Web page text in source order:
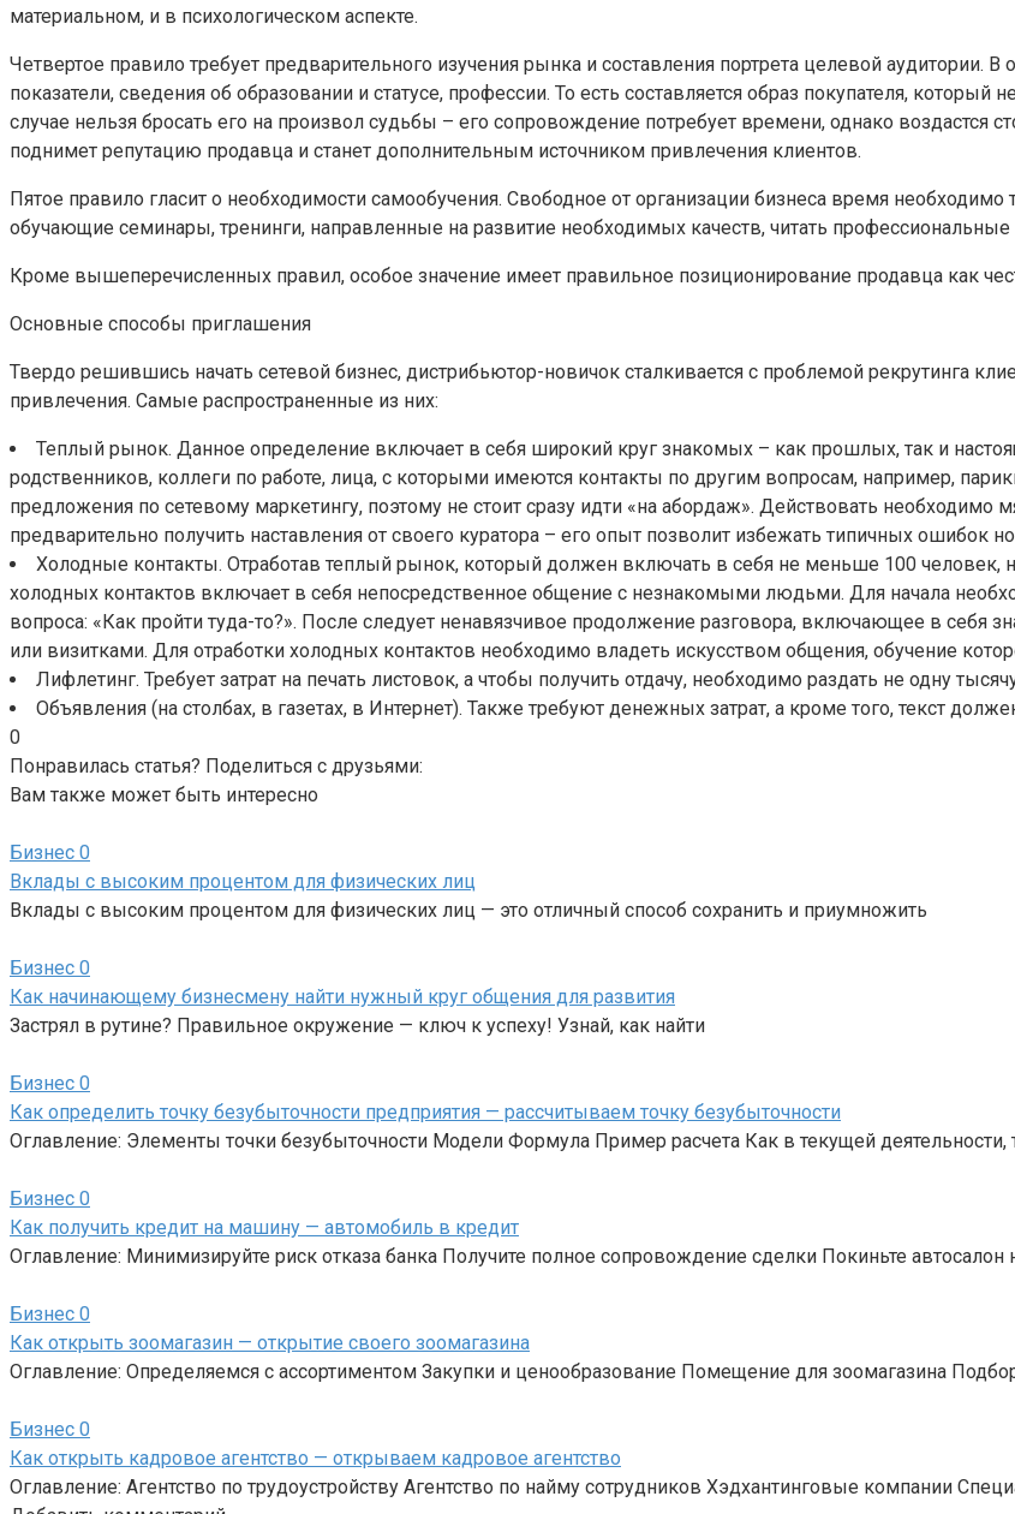
материальном, и в психологическом аспекте.
Четвертое правило требует предварительного изучения рынка и составления портрета целевой аудитории.
показатели, сведения об образовании и статусе, профессии. То есть составляется образ покупателя,
случае нельзя бросать его на произвол судьбы – его сопровождение потребует времени, однако воздастся
поднимет репутацию продавца и станет дополнительным источником привлечения клиентов.
Пятое правило гласит о необходимости самообучения. Свободное от организации бизнеса время
обучающие семинары, тренинги, направленные на развитие необходимых качеств, читать профессиональные
Кроме вышеперечисленных правил, особое значение имеет правильное позиционирование продавца как
Основные способы приглашения
Твердо решившись начать сетевой бизнес, дистрибьютор-новичок сталкивается с проблемой рекрутинга
привлечения. Самые распространенные из них:
Теплый рынок. Данное определение включает в себя широкий круг знакомых – как прошлых, так и
родственников, коллеги по работе, лица, с которыми имеются контакты по другим вопросам, например,
предложения по сетевому маркетингу, поэтому не стоит сразу идти «на абордаж». Действовать необходимо
предварительно получить наставления от своего куратора – его опыт позволит избежать типичных ошибок
Холодные контакты. Отработав теплый рынок, который должен включать в себя не меньше 100 человек,
холодных контактов включает в себя непосредственное общение с незнакомыми людьми. Для начала
вопроса: «Как пройти туда-то?». После следует ненавязчивое продолжение разговора, включающее в себя
или визитками. Для отработки холодных контактов необходимо владеть искусством общения, обучение
Лифлетинг. Требует затрат на печать листовок, а чтобы получить отдачу, необходимо раздать не одну
Объявления (на столбах, в газетах, в Интернет). Также требуют денежных затрат, а кроме того, текст
0
Понравилась статья? Поделиться с друзьями:
Вам также может быть интересно
Бизнес 0
Вклады с высоким процентом для физических лиц
Вклады с высоким процентом для физических лиц — это отличный способ сохранить и приумножить
Бизнес 0
Как начинающему бизнесмену найти нужный круг общения для развития
Застрял в рутине? Правильное окружение — ключ к успеху! Узнай, как найти
Бизнес 0
Как определить точку безубыточности предприятия — рассчитываем точку безубыточности
Оглавление: Элементы точки безубыточности Модели Формула Пример расчета Как в текущей деятельности,
Бизнес 0
Как получить кредит на машину — автомобиль в кредит
Оглавление: Минимизируйте риск отказа банка Получите полное сопровождение сделки Покиньте
Бизнес 0
Как открыть зоомагазин — открытие своего зоомагазина
Оглавление: Определяемся с ассортиментом Закупки и ценообразование Помещение для зоомагазина
Бизнес 0
Как открыть кадровое агентство — открываем кадровое агентство
Оглавление: Агентство по трудоустройству Агентство по найму сотрудников Хэдхантинговые компании